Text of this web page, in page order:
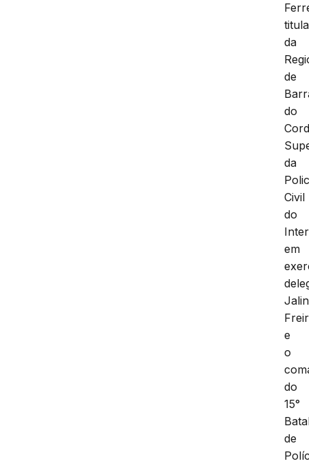
da
de
do
da
Civil
do
em
e
o
do
15°
de